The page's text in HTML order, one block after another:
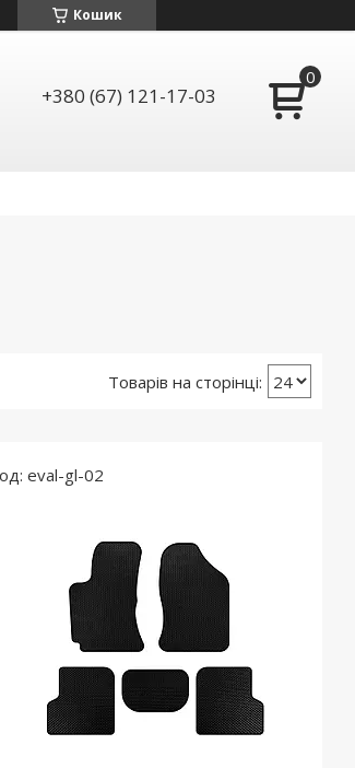
Кошик
+380 (67) 121-17-03
eval-gl-02